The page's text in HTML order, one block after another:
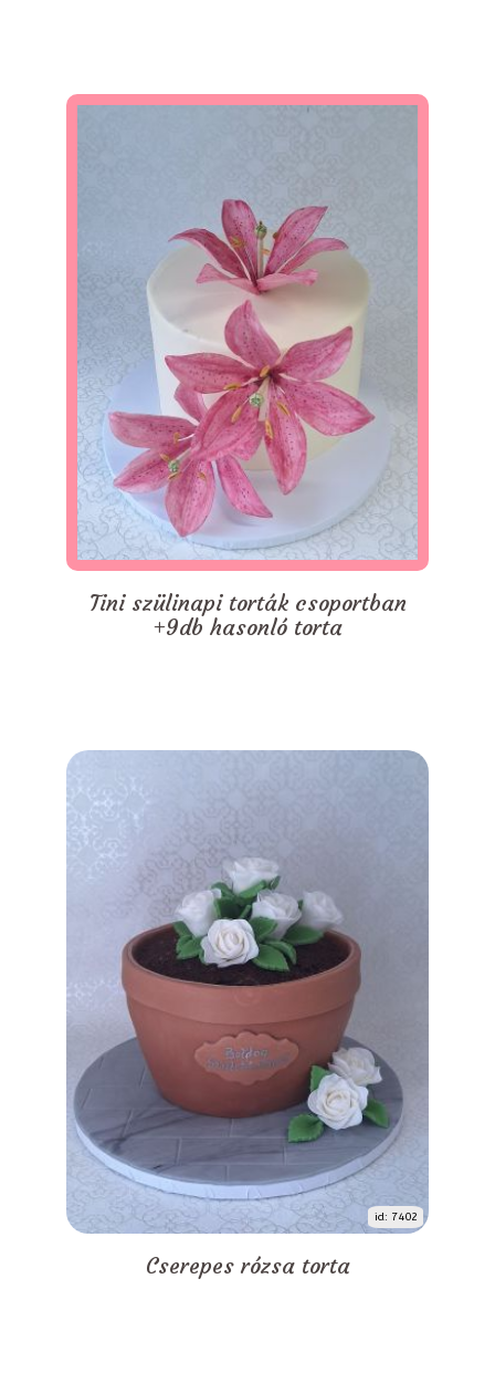
Tini szülinapi torták csoportban
+9db hasonló torta
id: 7402
Cserepes rózsa torta